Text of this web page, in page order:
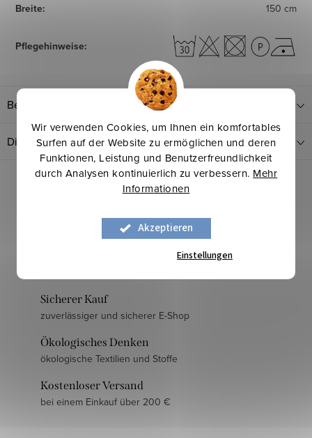
Wir verwenden Cookies, um Ihnen ein komfortables
Surfen auf der Website zu ermöglichen und deren
Funktionen, Leistung und Benutzerfreundlichkeit
durch Analysen kontinuierlich zu verbessern. Mehr
Informationen
Akzeptieren
Einstellungen
Breite: 150 cm
Pflegehinweise:
Bewertung
Diskussion
Sicherer Kauf
zuverlässiger und sicherer E-Shop
Ökologisches Denken
ökologische Textilien und Stoffe
Kostenloser Versand
bei einem Einkauf über 200 €